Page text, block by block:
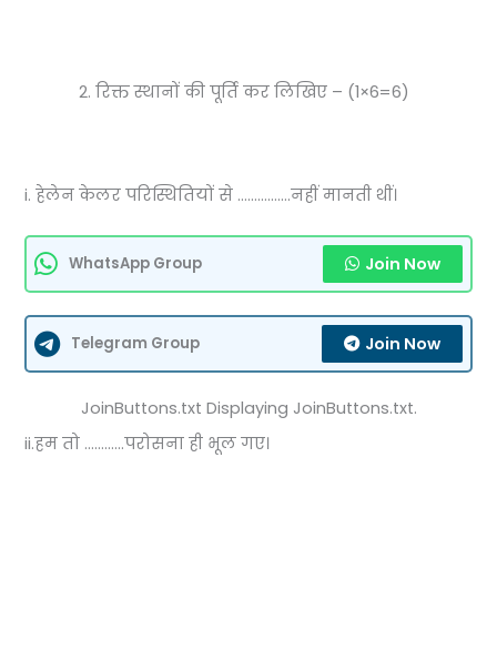
रिक्त स्थानों की पूर्ति कर लिखिए – (1×6=6)
i. हेलेन केलर परिस्थितियों से …………….नहीं मानती थीं।
WhatsApp Group Join Now
Telegram Group Join Now
JoinButtons.txt Displaying JoinButtons.txt.
ii.हम तो …………परोसना ही भूल गए।